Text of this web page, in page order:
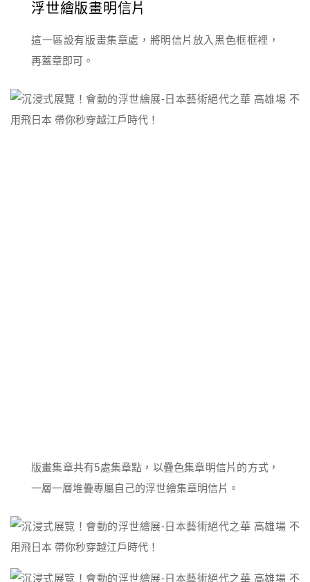
浮世繪版畫明信片
這一區設有版畫集章處，將明信片放入黑色框框裡，
再蓋章即可。
版畫集章共有5處集章點，以疊色集章明信片的方式，
一層一層堆疊專屬自己的浮世繪集章明信片。